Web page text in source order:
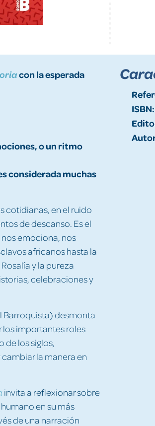
con la esperada
o un ritmo
considerada muchas
cotidianas, en el ruido
de descanso. Es el
emociona, nos
africanos hasta la
y la pureza
celebraciones y
Barroquista) desmonta
los importantes roles
de los siglos,
la manera en
invita a reflexionar sobre
en su más
de una narración
ISBN: